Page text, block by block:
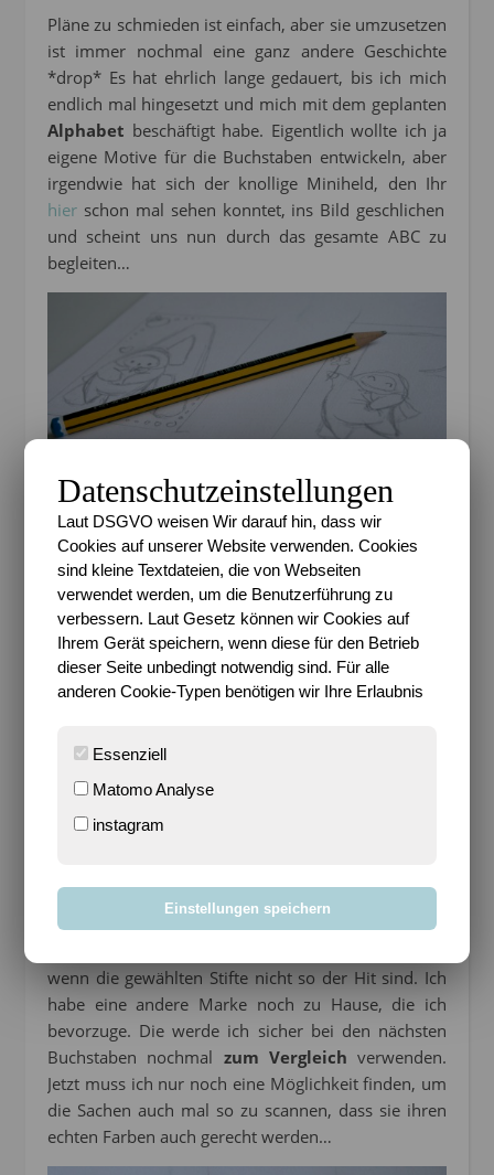
Pläne zu schmieden ist einfach, aber sie umzusetzen
ist immer nochmal eine ganz andere Geschichte
*drop* Es hat ehrlich lange gedauert, bis ich mich
endlich mal hingesetzt und mich mit dem geplanten
Alphabet beschäftigt habe. Eigentlich wollte ich ja
eigene Motive für die Buchstaben entwickeln, aber
irgendwie hat sich der knollige Miniheld, den Ihr
hier schon mal sehen konntet, ins Bild geschlichen
und scheint uns nun durch das gesamte ABC zu
begleiten…
Als Farbmittel habe ich auch dieses Mal wieder
Aquarell genommen, um aber ein bisschen mit den
verschiedenen Möglichkeiten zu experimentieren,
habe ich dieses MalAquarellstifte genommen und
sie nachträglich mit Wasser bearbeitet.
wenn die gewählten Stifte nicht so der Hit sind. Ich
habe eine andere Marke noch zu Hause, die ich
bevorzuge. Die werde ich sicher bei den nächsten
Buchstaben nochmal zum Vergleich verwenden.
Jetzt muss ich nur noch eine Möglichkeit finden, um
die Sachen auch mal so zu scannen, dass sie ihren
echten Farben auch gerecht werden…
Datenschutzeinstellungen
Laut DSGVO weisen Wir darauf hin, dass wir
Cookies auf unserer Website verwenden. Cookies
sind kleine Textdateien, die von Webseiten
verwendet werden, um die Benutzerführung zu
verbessern. Laut Gesetz können wir Cookies auf
Ihrem Gerät speichern, wenn diese für den Betrieb
dieser Seite unbedingt notwendig sind. Für alle
anderen Cookie-Typen benötigen wir Ihre Erlaubnis
Essenziell
Matomo Analyse
instagram
Einstellungen speichern